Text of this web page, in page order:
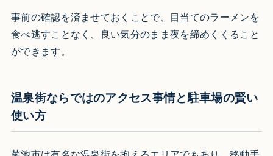
事前の確認を済ませておくことで、目当てのラーメンを
食べ逃すことなく、良い気分のまま夜を締めくくること
ができます。
温泉街ならではのアクセス事情と駐車場の賢い
使い方